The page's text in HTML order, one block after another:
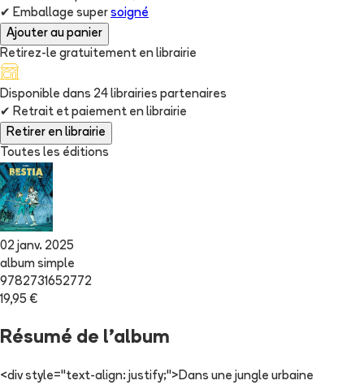
✔ Emballage super soigné
Ajouter au panier
Retirez-le gratuitement en librairie
Disponible dans 24 librairies partenaires
✔ Retrait et paiement en librairie
Retirer en librairie
Toutes les éditions
02 janv. 2025
album simple
9782731652772
19,95 €
Résumé de l'album
<div style="text-align: justify;">Dans une jungle urbaine